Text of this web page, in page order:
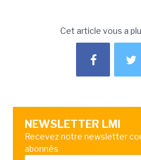
Cet article vous a
NEWSLETTER LMI
Recevez notre newsletter
abonnés